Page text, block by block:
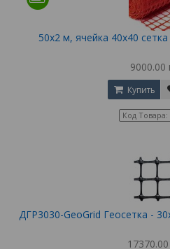
50х2 м, ячейка 40х40
9000.00
Купить
Код Товара:
ДГР3030-GeoGrid Геосетка -